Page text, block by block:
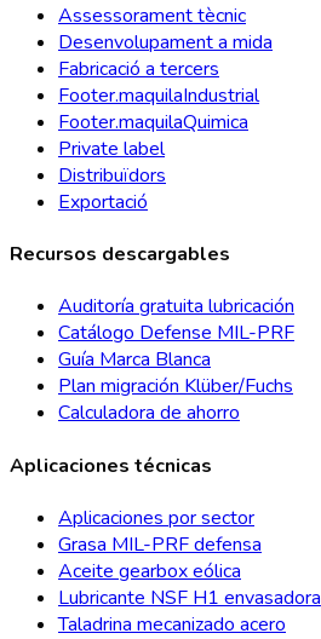
Assessorament tècnic
Desenvolupament a mida
Fabricació a tercers
Footer.maquilaIndustrial
Footer.maquilaQuimica
Private label
Distribuïdors
Exportació
Recursos descargables
Auditoría gratuita lubricación
Catálogo Defense MIL-PRF
Guía Marca Blanca
Plan migración Klüber/Fuchs
Calculadora de ahorro
Aplicaciones técnicas
Aplicaciones por sector
Grasa MIL-PRF defensa
Aceite gearbox eólica
Lubricante NSF H1 envasadora
Taladrina mecanizado acero